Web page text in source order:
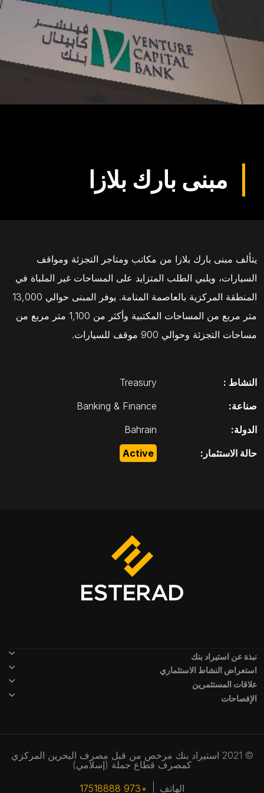
مبنى بارك بلازا
يتألف مبنى بارك بلازا من مكاتب ومتاجر التجزئة ومواقف
السيارات، ويلبي الطلب المتزايد على المساحات غير الملباة في
المنطقة المركزية بالعاصمة المنامة. يوفر المبنى حوالي 13,000
متر مربع من المساحات المكتبية وأكثر من 1,100 متر مربع من
مساحات التجزئة وحوالي 900 موقف للسيارات.
النشاط :
Treasury
صناعة:
Banking & Finance
الدولة:
Bahrain
حالة الاستثمار:
Active
نبذة عن استيراد بنك
استعراض النشاط الاستثماري
علاقات المستثمرين
الإفصاحات
© 2021 استيراد بنك مرخص من قبل مصرف البحرين المركزي
كمصرف قطاع جملة (إسلامي)
الهاتف
+973 17518888